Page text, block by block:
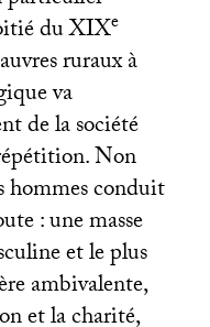
duXIXe
ruraux à
va
de la société
Non
hommes conduit
: une masse
et le plus
ambivalente,
et la charité,